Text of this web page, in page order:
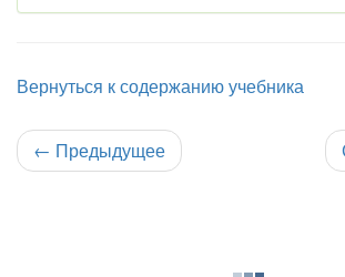
Вернуться к содержанию учебника
← Предыдущее